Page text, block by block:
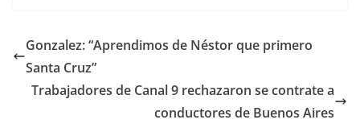
Gonzalez: “Aprendimos de Néstor que primero
Santa Cruz”
Trabajadores de Canal 9 rechazaron se contrate a
conductores de Buenos Aires